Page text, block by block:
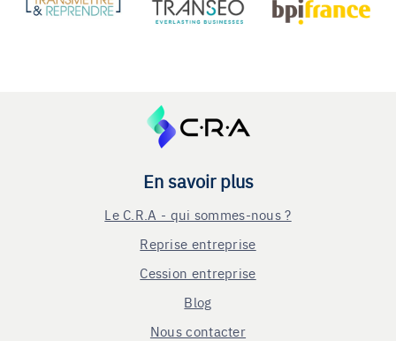
En savoir plus
Le C.R.A - qui sommes-nous ?
Reprise entreprise
Cession entreprise
Blog
Nous contacter